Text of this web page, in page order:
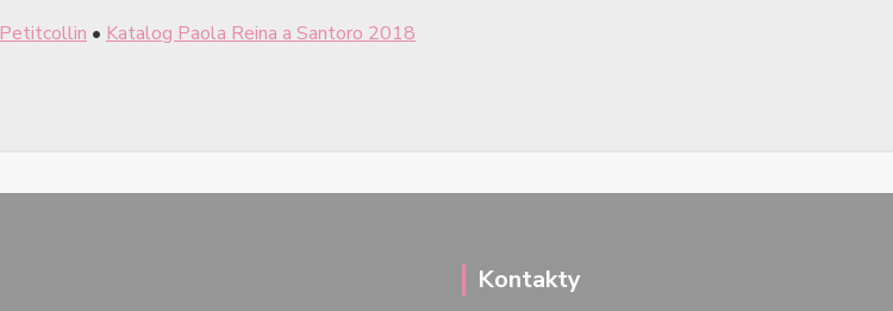
• Katalog Paola Reina a Santoro 2018
Kontakty